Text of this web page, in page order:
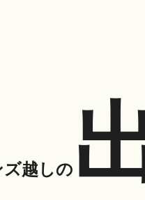
越しの